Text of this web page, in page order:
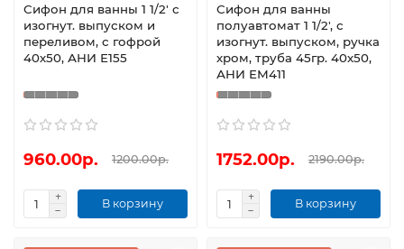
Сифон для ванны 1 1/2' с
изогнут. выпуском и
переливом, с гофрой
40х50, АНИ Е155
960.00р. 1200.00р.
В корзину
Сифон для ванны
полуавтомат 1 1/2', с
изогнут. выпуском, ручка
хром, труба 45гр. 40х50,
АНИ ЕМ411
1752.00р. 2190.00р.
В корзину